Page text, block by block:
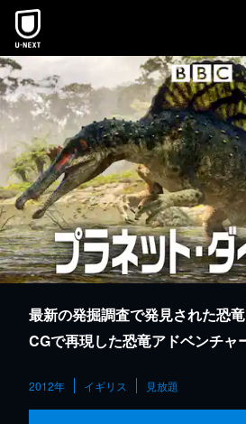
本文へスキップ
最新の発掘調査で発見された恐
CGで再現した恐竜アドベンチャ
2012年 イギリス 見放題